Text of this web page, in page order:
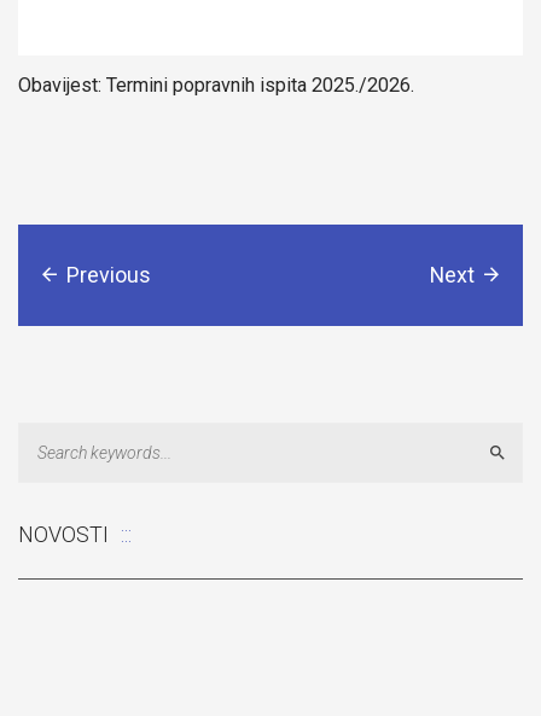
Obavijest: Termini popravnih ispita 2025./2026.
Previous Next
NOVOSTI